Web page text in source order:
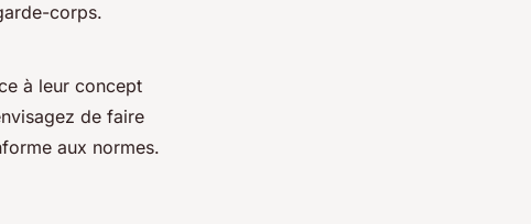
corps.
à leur concept
de faire
aux normes.